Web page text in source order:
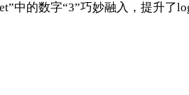
中的数字“3”巧妙融入，提升了